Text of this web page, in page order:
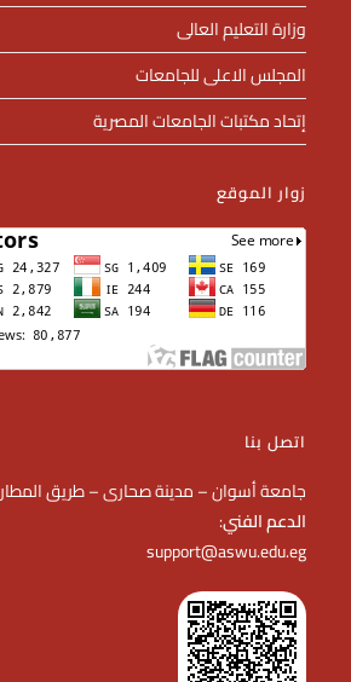
وزارة التعليم العالى
المجلس الاعلى للجامعات
إتحاد مكتبات الجامعات المصرية
زوار الموقع
اتصل بنا
جامعة أسوان – مدينة صحارى – طريق المطار
:الدعم الفني
support@aswu.edu.eg